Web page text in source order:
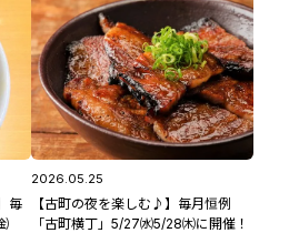
毎
2026.05.25
【古町の夜を楽しむ♪】毎月恒例
「古町横丁」5/27㈬5/28㈭に開催！